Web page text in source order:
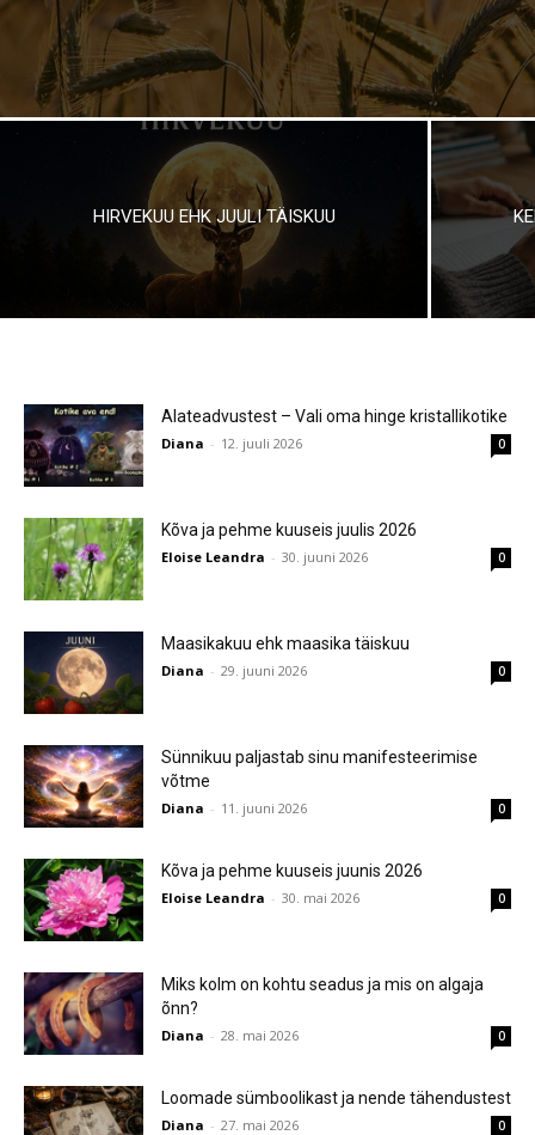
HIRVEKUU EHK JUULI TÄISKUU
Alateadvustest – Vali oma hinge kristallikotike
Diana - 12. juuli 2026 0
Kõva ja pehme kuuseis juulis 2026
Eloise Leandra - 30. juuni 2026 0
Maasikakuu ehk maasika täiskuu
Diana - 29. juuni 2026 0
Sünnikuu paljastab sinu manifesteerimise
võtme
Diana - 11. juuni 2026 0
Kõva ja pehme kuuseis juunis 2026
Eloise Leandra - 30. mai 2026 0
Miks kolm on kohtu seadus ja mis on algaja
õnn?
Diana - 28. mai 2026 0
Loomade sümboolikast ja nende tähendustest
Diana - 27. mai 2026 0